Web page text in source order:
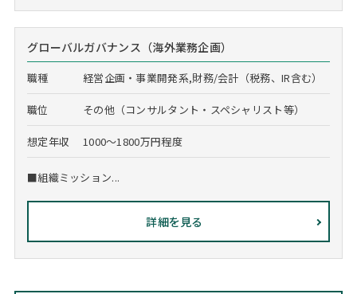
グローバルガバナンス（海外業務企画）
職種 経営企画・事業開発系,財務/会計（税務、IR含む）
職位 その他（コンサルタント・スペシャリスト等）
想定年収 1000～1800万円程度
■組織ミッション...
詳細を見る